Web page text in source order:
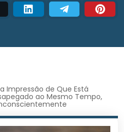
Impressão de Que Está
ao Mesmo Tempo,